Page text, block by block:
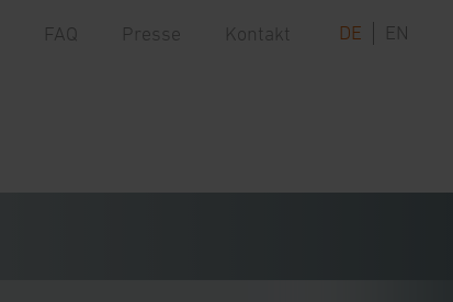
FAQ Presse Kontakt DE EN